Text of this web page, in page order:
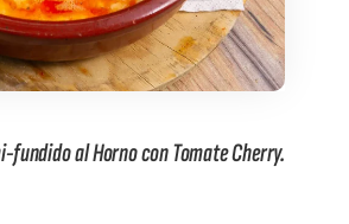
al Horno con Tomate Cherry.